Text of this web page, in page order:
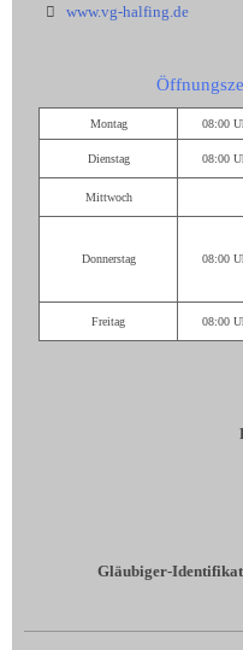
www.vg-halfing.de
Montag 08:00
Dienstag 08:00
Mittwoch
Donnerstag 08:00
Freitag 08:00
Gläubiger-